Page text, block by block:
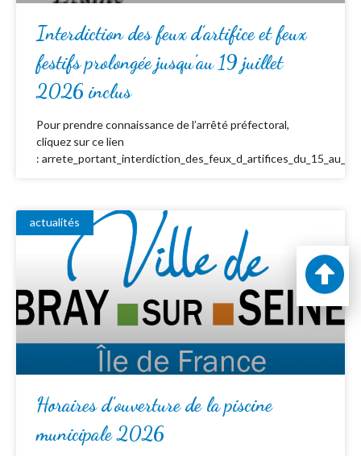
Interdiction des feux d’artifice et feux
festifs prolongée jusqu’au 19 juillet
2026 inclus
Pour prendre connaissance de l’arrêté préfectoral,
cliquez sur ce lien
:
actualités
Horaires d’ouverture de la piscine
municipale 2026